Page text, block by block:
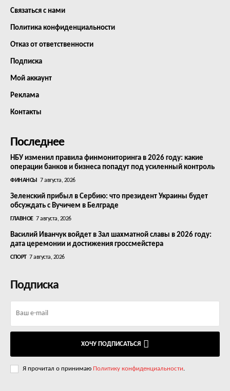
Связаться с нами
Политика конфиденциальности
Отказ от ответственности
Подписка
Мой аккаунт
Реклама
Контакты
Последнее
НБУ изменил правила финмониторинга в 2026 году: какие
операции банков и бизнеса попадут под усиленный контроль
ФИНАНСЫ 7 августа, 2026
Зеленский прибыл в Сербию: что президент Украины будет
обсуждать с Вучичем в Белграде
ГЛАВНОЕ 7 августа, 2026
Василий Иванчук войдет в Зал шахматной славы в 2026 году:
дата церемонии и достижения гроссмейстера
СПОРТ 7 августа, 2026
Подписка
ХОЧУ ПОДПИСАТЬСЯ
Я прочитал о принимаю Политику конфиденциальности.